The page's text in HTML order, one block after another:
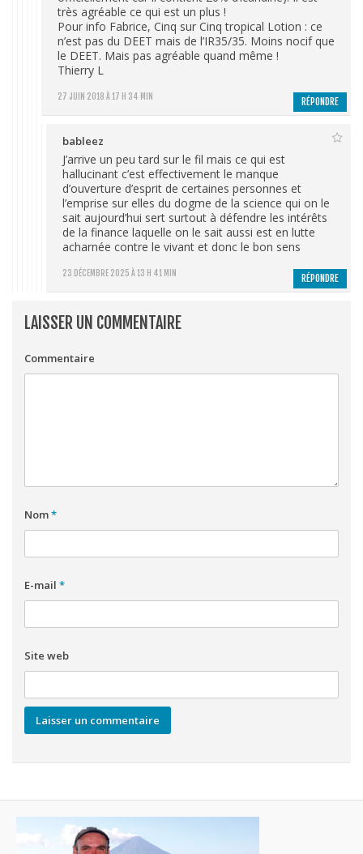
27 JUIN 2018 À 17 H 34 MIN
très agréable ce qui est un plus !
Pour info Fabrice, Cinq sur Cinq tropical Lotion : ce
n’est pas du DEET mais de l’IR35/35. Moins nocif que
le DEET. Mais pas agréable quand même !
Thierry L
RÉPONDRE
bableez
23 DÉCEMBRE 2025 À 13 H 41 MIN
J’arrive un peu tard sur le fil mais ce qui est
hallucinant c’est effectivement le manque
d’ouverture d’esprit de certaines personnes et
l’emprise sur elles du dogme de la science qui on le
sait aujourd’hui sert surtout à défendre les intérêts
de la finance laquelle on le sait aussi est en lutte
acharnée contre le vivant et donc le bon sens
RÉPONDRE
LAISSER UN COMMENTAIRE
Commentaire
Nom*
E-mail *
Site web